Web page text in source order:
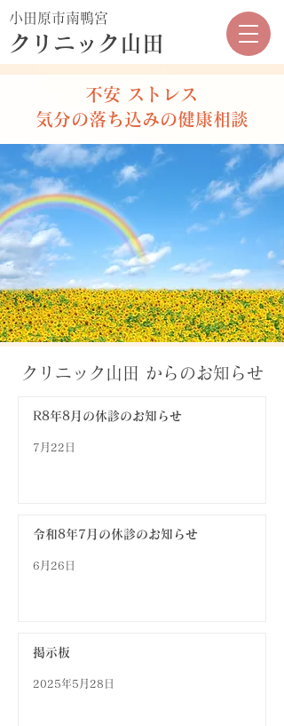
小田原市南鴨宮
クリニック山田
不安 ストレス
気分の落ち込みの健康相談
クリニック山田 からのお知らせ
R8年8月の休診のお知らせ
7月22日
令和8年7月の休診のお知らせ
6月26日
掲示板
2025年5月28日